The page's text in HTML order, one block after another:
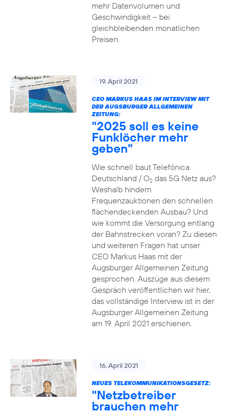
mehr Datenvolumen und
Geschwindigkeit – bei
gleichbleibenden monatlichen
Preisen.
19. April 2021
CEO MARKUS HAAS IM INTERVIEW MIT
DER AUGSBURGER ALLGEMEINEN
ZEITUNG:
"2025 soll es keine
Funklöcher mehr
geben"
Wie schnell baut Telefónica
Deutschland / O2das 5G Netz aus?
Weshalb hindern
Frequenzauktionen den schnellen
flächendeckenden Ausbau? Und
wie kommt die Versorgung entlang
der Bahnstrecken voran? Zu diesen
und weiteren Fragen hat unser
CEO Markus Haas mit der
Augsburger Allgemeinen Zeitung
gesprochen. Auszüge aus diesem
Gespräch veröffentlichen wir hier,
das vollständige Interview ist in der
Augsburger Allgemeinen Zeitung
am 19. April 2021 erschienen.
16. April 2021
NEUES TELEKOMMUNIKATIONSGESETZ:
"Netzbetreiber
brauchen mehr